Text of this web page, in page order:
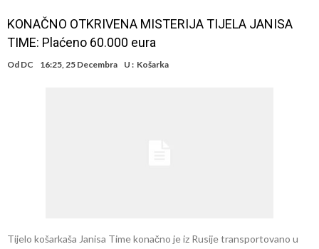
KONAČNO OTKRIVENA MISTERIJA TIJELA JANISA
TIME: Plaćeno 60.000 eura
Od DC 16:25, 25 Decembra U : Košarka
Tijelo košarkaša Janisa Time konačno je iz Rusije transportovano u